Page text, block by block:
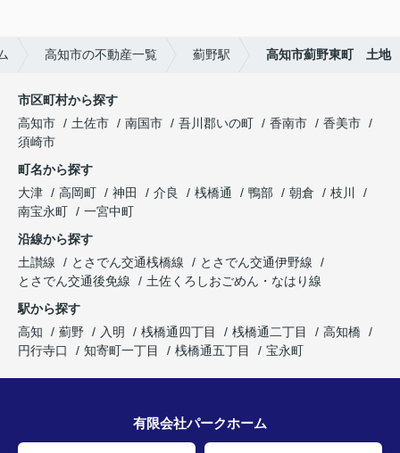
高知市の不動産一覧 薊野駅 高知市薊野東町 土地
市区町村から探す
高知市
土佐市 南国市 吾川郡いの町 香南市
香美市
須崎市
町名から探す
大津
高岡町 神田 介良 桟橋通 鴨部 朝倉
枝川
南宝永町
一宮中町
沿線から探す
土讃線
とさでん交通桟橋線
とさでん交通伊野線
とさでん交通後免線
土佐くろしおごめん・なはり線
駅から探す
高知
薊野 入明 桟橋通四丁目 桟橋通二丁目
高知橋
円行寺口
知寄町一丁目 桟橋通五丁目 宝永町
有限会社パークホーム